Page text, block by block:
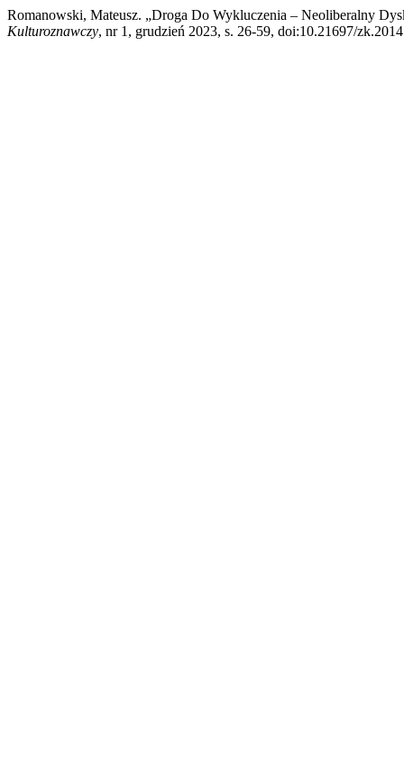
Romanowski, Mateusz. „Droga Do Wykluczenia – Neoliberalny
Kulturoznawczy, nr 1, grudzień 2023, s. 26-59, doi:10.21697/